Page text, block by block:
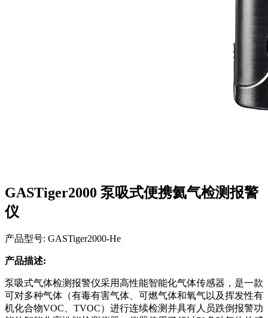
GASTiger2000 泵吸式便携氦气检测报警
仪
产品型号: GASTiger2000-He
产品描述:
泵吸式气体检测报警仪采用高性能智能化气体传感器，是一款
可对多种气体（有毒有害气体、可燃气体和氧气以及挥发性有
机化合物VOC、TVOC）进行连续检测并具有人员跌倒报警功